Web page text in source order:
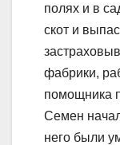
полях и в
скот и
фабрики,
помощника
Семен
него были